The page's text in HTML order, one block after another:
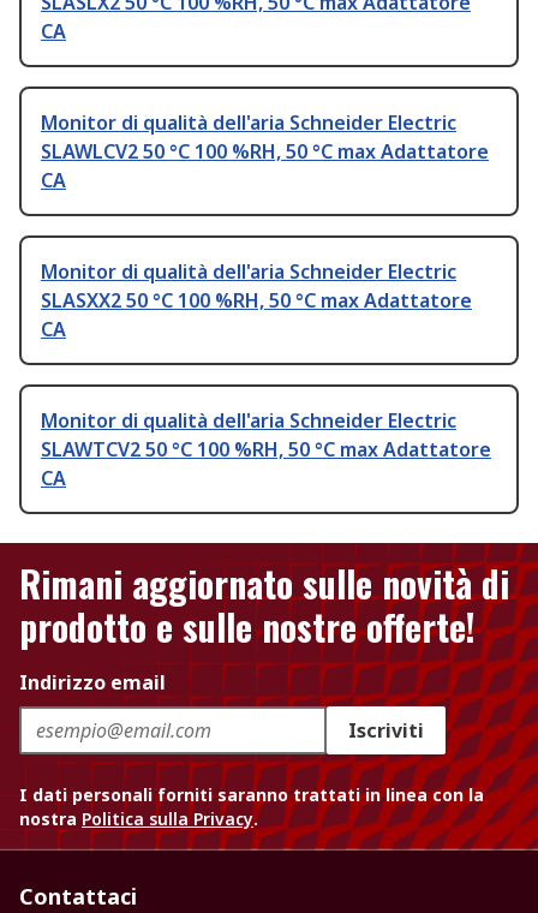
CA
Monitor di qualità dell'aria Schneider Electric
SLAWLCV2 50 °C 100 %RH, 50 °C max Adattatore
CA
Monitor di qualità dell'aria Schneider Electric
SLASXX2 50 °C 100 %RH, 50 °C max Adattatore
CA
Monitor di qualità dell'aria Schneider Electric
SLAWTCV2 50 °C 100 %RH, 50 °C max Adattatore
CA
Rimani aggiornato sulle novità di
prodotto e sulle nostre offerte!
Indirizzo email
Iscriviti
I dati personali forniti saranno trattati in linea con la
nostra Politica sulla Privacy.
Contattaci